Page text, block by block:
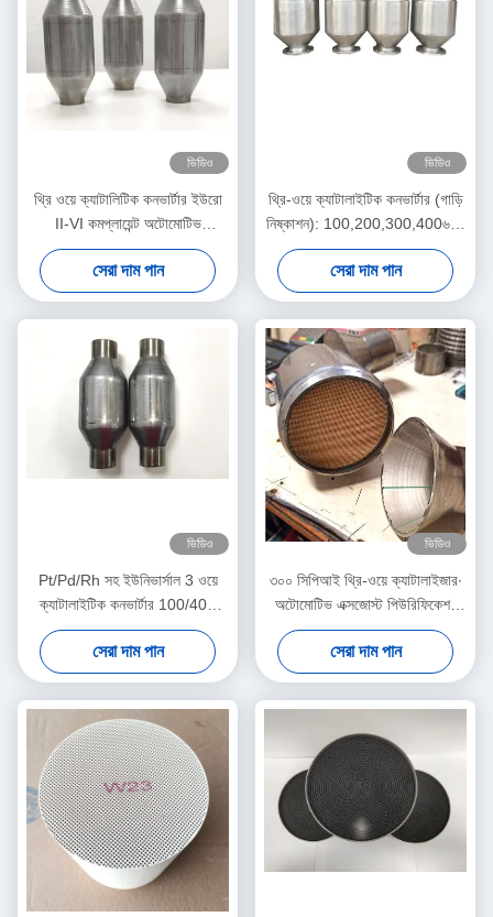
ভিডিও
থ্রি ওয়ে ক্যাটালিটিক কনভার্টার ইউরো
II-VI কমপ্লায়েন্ট অটোমোটিভ
টিডব্লিউসি - ২.৫" ৫০ সেল
সেরা দাম পান
ভিডিও
থ্রি-ওয়ে ক্যাটালাইটিক কনভার্টার (গাড়ি
নিষ্কাশন): 100,200,300,400৬০০
সেল কাউন্ট। ইউরো ৩।
সেরা দাম পান
ভিডিও
Pt/Pd/Rh সহ ইউনিভার্সাল 3 ওয়ে
ক্যাটালাইটিক কনভার্টার 100/400
সেল, 2.5 "/3 ইঞ্চি আকার
সেরা দাম পান
ভিডিও
৩০০ সিপিআই থ্রি-ওয়ে ক্যাটালাইজার∙
অটোমোটিভ এক্সজোস্ট পিউরিফিকেশন
সিস্টেম∙ ইউরো ৬ মান পূরণ করে
সেরা দাম পান